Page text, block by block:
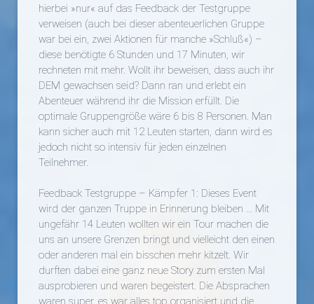
hierbei »nur« auf das Feedback der Testgruppe
verweisen (auch bei dieser abenteuerlichen Gruppe
war bei ein, zwei Aktionen für manche »Schluß«) –
diese benötigte 6 Stunden und 17 Minuten, wir
rechneten mit mehr. Wollt ihr beweisen, dass auch ihr
DEM gewachsen seid? Dann ran und erlebt ein
Abenteuer während ihr die Mission erfüllt. Die
optimale Gruppengröße wäre 6 bis 8 Personen. Man
kann sicher auch mit 12 Leuten starten, dann wird es
jedoch nicht so intensiv für jeden einzelnen
Teilnehmer.
Feedback Testgruppe – Kämpfer 1: Dieses Event
wird der ganzen Truppe in Erinnerung bleiben … Mit
ungefähr 14 Leuten wollten wir ein Tour machen die
uns an unsere Grenzen bringt und vielleicht den einen
oder anderen mal ein bisschen mehr kitzelt. Wir
durften dabei eine ganz neue Story zum ersten Mal
ausprobieren und waren begeistert. Die Absprachen
waren super, es war alles top organisiert und die